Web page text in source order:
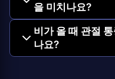
을 미치나요?
비가 올 때 관절
나요?